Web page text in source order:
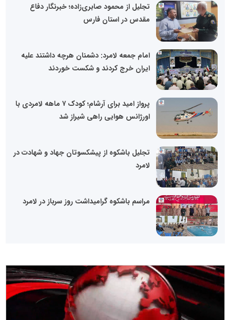
تجلیل از محمود صابری‌زاده؛ خبرنگار دفاع
مقدس در استان فارس
امام جمعه لامرد: دشمنان هرچه داشتند علیه
ایران خرج کردند و شکست خوردند
پرواز امید برای آرشام؛ کودک ۷ ماهه لامردی با
اورژانس هوایی راهی شیراز شد
تجلیل باشکوه از پیشکسوتان جهاد و شهادت در
لامرد
مراسم باشکوه گرامیداشت روز سرباز در لامرد